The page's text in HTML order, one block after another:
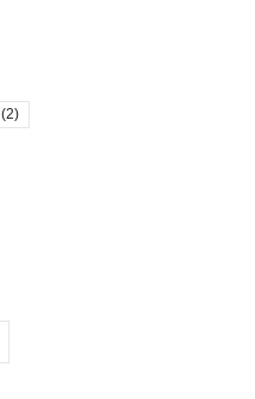
(2)